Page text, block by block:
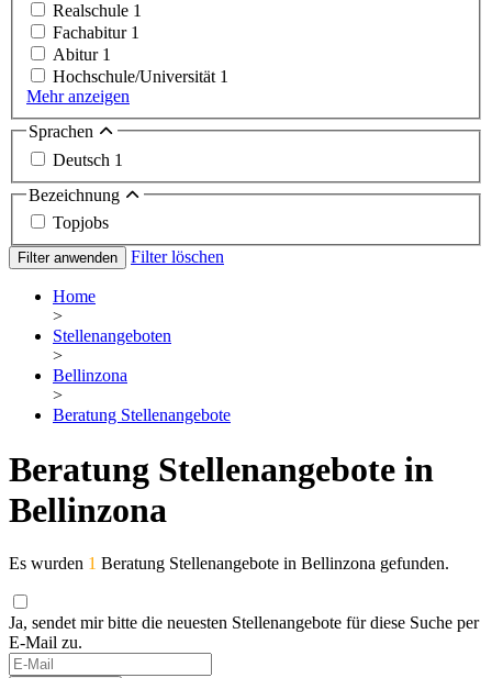
Realschule 1
Fachabitur 1
Abitur 1
Hochschule/Universität 1
Mehr anzeigen
Sprachen
Deutsch 1
Bezeichnung
Topjobs
Filter anwenden Filter löschen
Home
>
Stellenangeboten
>
Bellinzona
>
Beratung Stellenangebote
Beratung Stellenangebote in
Bellinzona
Es wurden 1 Beratung Stellenangebote in Bellinzona gefunden.
Ja, sendet mir bitte die neuesten Stellenangebote für diese Suche per
E-Mail zu.